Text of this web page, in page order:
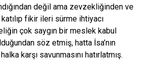
değil ama zevzekliğinden ve
fikir ileri sürme ihtiyacı
çok saygın bir meslek kabul
söz etmiş, hatta İsa’nın
karşı savunmasını hatırlatmış.